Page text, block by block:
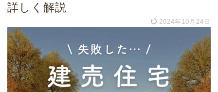
詳しく解説
2024年10月24日